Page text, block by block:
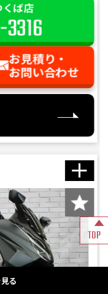
る
ば店
お見積り・
お問い合わせ
TOP